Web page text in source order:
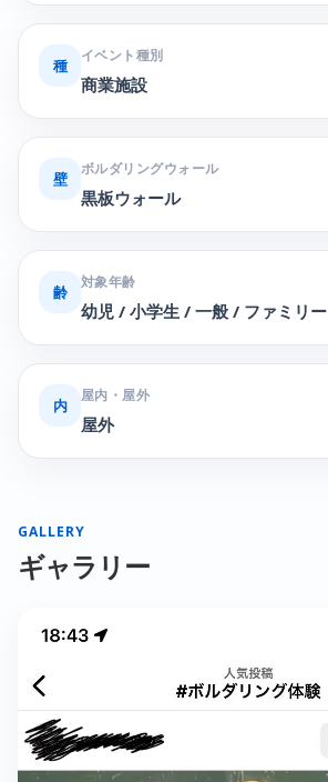
種
イベント種別
商業施設
壁
ボルダリングウォール
黒板ウォール
齢
対象年齢
幼児 / 小学生 / 一般 / ファミリー
内
屋内・屋外
屋外
GALLERY
ギャラリー